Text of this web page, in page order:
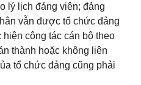
lý lịch đảng viên; đảng
vẫn được tổ chức đảng
công tác cán bộ theo
thành hoặc không liên
tổ chức đảng cũng phải